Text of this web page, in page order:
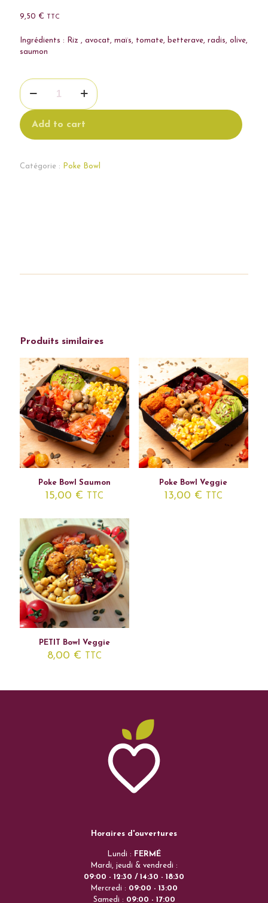
9,50 € TTC
Ingrédients : Riz , avocat, maïs, tomate, betterave, radis, olive,
saumon
quantité
PETIT
Bowl
Saumon
Add to cart
Catégorie : Poke Bowl
Produits similaires
Poke Bowl Saumon
15,00 € TTC
Poke Bowl Veggie
13,00 € TTC
PETIT Bowl Veggie
8,00 € TTC
Horaires d'ouvertures
Lundi : FERMÉ
Mardi, jeudi & vendredi :
09:00 - 12:30 / 14:30 - 18:30
Mercredi : 09:00 - 13:00
Samedi : 09:00 - 17:00